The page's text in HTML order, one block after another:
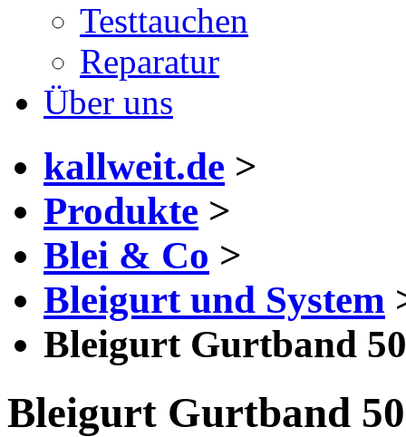
Testtauchen
Reparatur
Über uns
kallweit.de >
Produkte >
Blei & Co >
Bleigurt und System
Bleigurt Gurtband
Bleigurt Gurtband